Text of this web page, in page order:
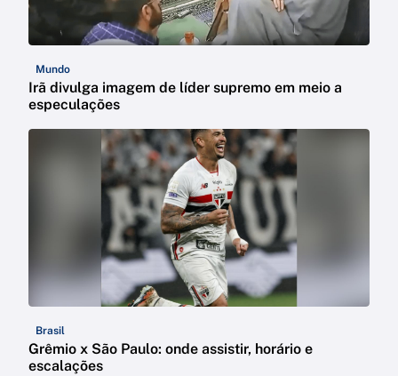
Mundo
Irã divulga imagem de líder supremo em meio a
especulações
Brasil
Grêmio x São Paulo: onde assistir, horário e
escalações